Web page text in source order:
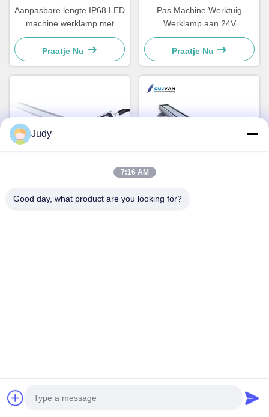
Aanpasbare lengte IP68 LED
machine werklamp met
70.000 uur levensduur voor
industriële toepassingen
Praatje Nu
Pas Machine Werktuig
Werklamp aan 24V
Industriële Explosieveilige
Led Lamp
Praatje Nu
Hoge Efficiëntie LED
Anti-corrosie explosieveilige
Tel.
Judy
7:16 AM
Good day, what product are you looking for?